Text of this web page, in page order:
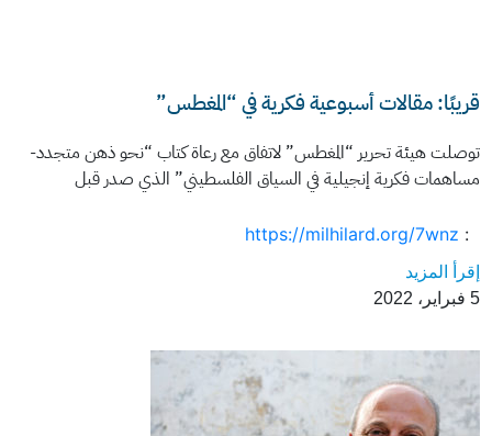
قريبًا: مقالات أسبوعية فكرية في “المغطس”
توصلت هيئة تحرير “المغطس” لاتفاق مع رعاة كتاب “نحو ذهن متجدد-
مساهمات فكرية إنجيلية في السياق الفلسطيني” الذي صدر قبل
:
https://milhilard.org/7wnz
إقرأ المزيد
5 فبراير، 2022